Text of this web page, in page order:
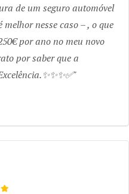
de um seguro automóvel
nesse caso – , o que
por ano no meu novo
por saber que a